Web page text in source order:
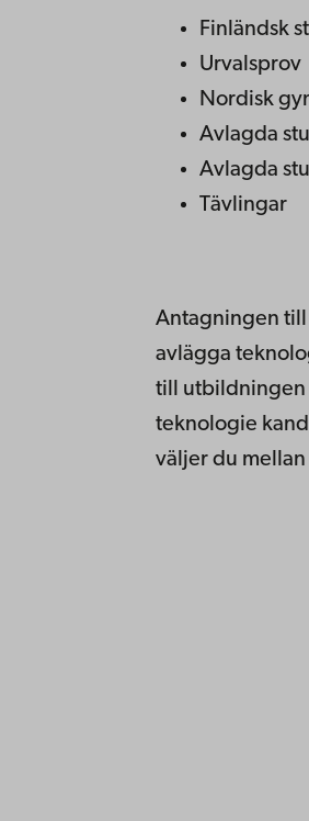
Finländsk
Urvalsprov
Nordisk
Avlagda
Avlagda
Tävlingar
Antagningen
avlägga
till utbildningen
teknologie
väljer du